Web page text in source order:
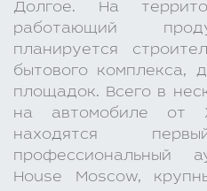
Долгое. На
работающий
планируется
бытового комплекса,
площадок. Всего в
на автомобиле от
находятся
профессиональный
House Moscow,